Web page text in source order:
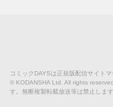
コミックDAYSは正規版配信サイト
© KODANSHA Ltd. All rights
す。無断複製転載放送等は禁止します